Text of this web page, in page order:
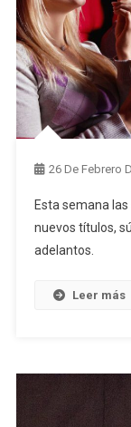
26 De Febrero
Esta semana
nuevos títulos,
adelantos.
Leer más